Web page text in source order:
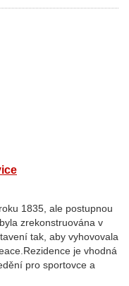
1835, ale postupnou
zrekonstruována v
tak, aby vyhovovala
je vhodná
pro sportovce a